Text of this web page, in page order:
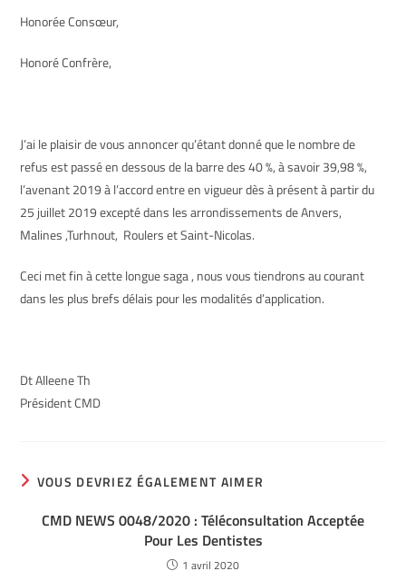
Honorée Consœur,
Honoré Confrère,
J’ai le plaisir de vous annoncer qu’étant donné que le nombre de
refus est passé en dessous de la barre des 40 %, à savoir 39,98 %,
l’avenant 2019 à l’accord entre en vigueur dès à présent à partir du
25 juillet 2019 excepté dans les arrondissements de Anvers,
Malines ,Turhnout, Roulers et Saint-Nicolas.
Ceci met fin à cette longue saga , nous vous tiendrons au courant
dans les plus brefs délais pour les modalités d’application.
Dt Alleene Th
Président CMD
VOUS DEVRIEZ ÉGALEMENT AIMER
CMD NEWS 0048/2020 : Téléconsultation Acceptée
Pour Les Dentistes
1 avril 2020